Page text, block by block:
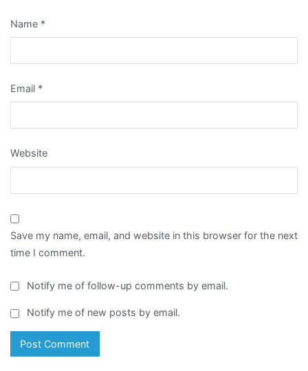
Name *
Email *
Website
Save my name, email, and website in this browser for the next
time I comment.
Notify me of follow-up comments by email.
Notify me of new posts by email.